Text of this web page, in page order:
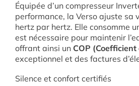
Équipée d’un compresseur
performance, la Verso ajuste sa
hertz par hertz. Elle consomme
est nécessaire pour maintenir
offrant ainsi un COP
exceptionnel et des factures
Silence et confort certifiés